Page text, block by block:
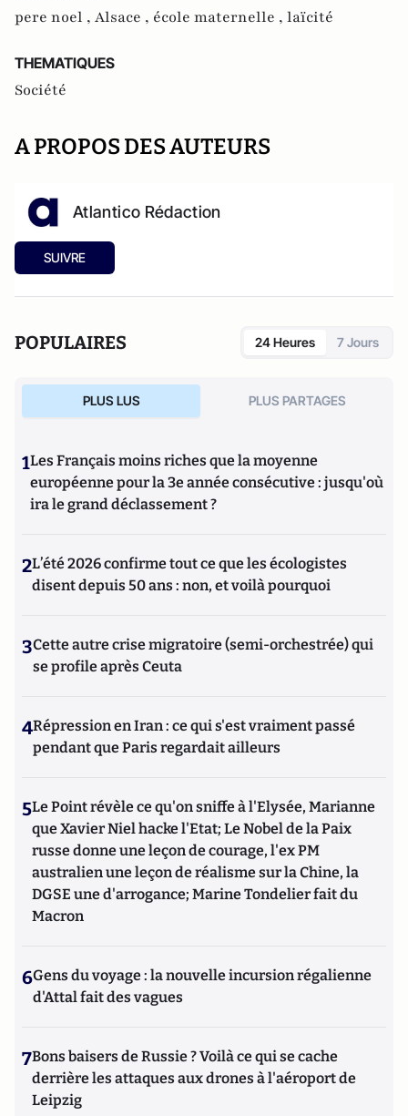
pere noel , Alsace , école maternelle , laïcité
THEMATIQUES
Société
A PROPOS DES AUTEURS
Atlantico Rédaction
SUIVRE
POPULAIRES 24 Heures 7 Jours
PLUS LUS PLUS PARTAGES
1Les Français moins riches que la moyenne
européenne pour la 3e année consécutive : jusqu'où
ira le grand déclassement ?
2L’été 2026 confirme tout ce que les écologistes
disent depuis 50 ans : non, et voilà pourquoi
3Cette autre crise migratoire (semi-orchestrée) qui
se profile après Ceuta
4Répression en Iran : ce qui s'est vraiment passé
pendant que Paris regardait ailleurs
5Le Point révèle ce qu'on sniffe à l'Elysée, Marianne
que Xavier Niel hacke l'Etat; Le Nobel de la Paix
russe donne une leçon de courage, l'ex PM
australien une leçon de réalisme sur la Chine, la
DGSE une d'arrogance; Marine Tondelier fait du
Macron
6Gens du voyage : la nouvelle incursion régalienne
d'Attal fait des vagues
7Bons baisers de Russie ? Voilà ce qui se cache
derrière les attaques aux drones à l'aéroport de
Leipzig